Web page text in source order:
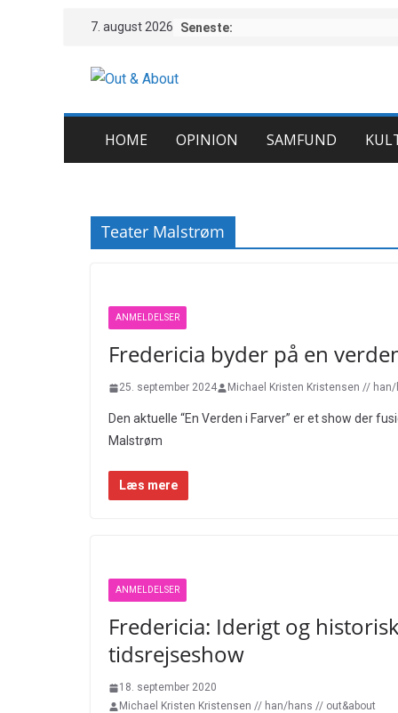
content
7. august 2026 Seneste:
HOME OPINION SAMFUND
Teater Malstrøm
ANMELDELSER
Fredericia byder på en
25. september 2024 Michael Kristen Kristensen //
Den aktuelle “En Verden i Farver” er et show der
Malstrøm
Læs mere
ANMELDELSER
Fredericia: Iderigt og historisk
tidsrejseshow
18. september 2020
Michael Kristen Kristensen // han/hans // out&about